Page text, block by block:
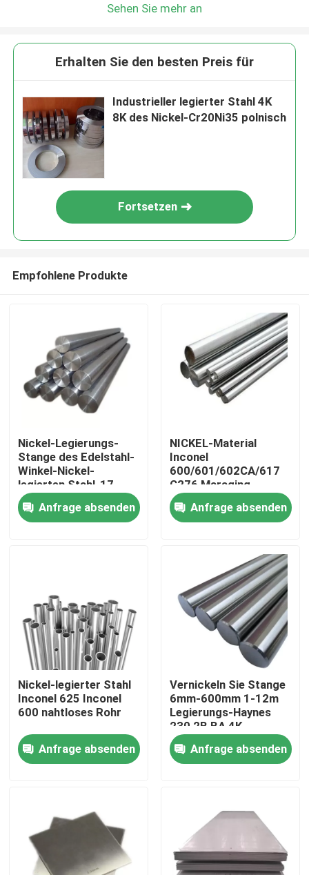
Haus
Produkte
Fabrik-Ausflug
Qualitätskontrolle
Treten Sie mit uns in Verbindung
Inconel 600-Material
Incoloy 800-Material
Material Inconel 718
Sehen Sie mehr an
Erhalten Sie den besten Preis für
Industrieller legierter Stahl 4K
8K des Nickel-Cr20Ni35 polnisch
Fortsetzen
Empfohlene Produkte
Nickel-Legierungs-
Stange des Edelstahl-
Winkel-Nickel-
legierten Stahl-17-
4PH
Anfrage absenden
NICKEL-Material
Inconel
600/601/602CA/617
C276 Maraging
Stahllegierter Stahl-
StangeAnfrage absenden
Nickel-legierter Stahl
Inconel 625 Inconel
600 nahtloses Rohr
Anfrage absenden
Vernickeln Sie Stange
6mm-600mm 1-12m
Legierungs-Haynes
230 2B BA 4K
Anfrage absenden